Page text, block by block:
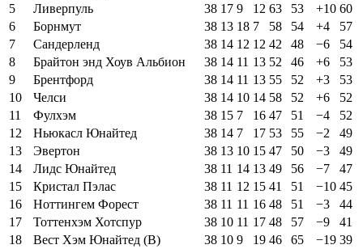
5
Ливерпуль 38 17 9 12 63 53 +10 60
6
Борнмут 38 13 18 7 58 54 +4
57
7
Сандерленд 38 14 12 12 42 48 −6
54
8
Брайтон энд Хоув Альбион 38 14 11 13 52 46 +6
53
9
Брентфорд 38 14 11 13 55 52 +3
53
10
Челси 38 14 10 14 58 52 +6
52
11
Фулхэм 38 15 7 16 47 51 −4
52
12
Ньюкасл Юнайтед 38 14 7 17 53 55 −2
49
13
Эвертон 38 13 10 15 47 50 −3
49
14
Лидс Юнайтед 38 11 14 13 49 56 −7
47
15
Кристал Пэлас 38 11 12 15 41 51 −10 45
16
Ноттингем Форест 38 11 11 16 48 51 −3
44
17
Тоттенхэм Хотспур 38 10 11 17 48 57 −9
41
18
Вест Хэм Юнайтед (В) 38 10 9 19 46 65 −19 39